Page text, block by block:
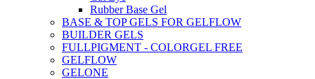
Rubber Base Gel
BASE & TOP GELS FOR GELFLOW
BUILDER GELS
FULLPIGMENT - COLORGEL FREE
GELFLOW
GELONE